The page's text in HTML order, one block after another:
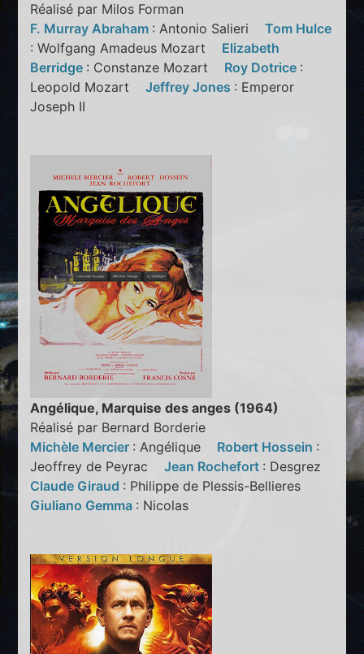
Réalisé par Milos Forman
F. Murray Abraham : Antonio SalieriTom Hulce
: Wolfgang Amadeus Mozart Elizabeth
Berridge : Constanze Mozart Roy Dotrice :
Leopold MozartJeffrey Jones : Emperor
Joseph II
Angélique, Marquise des anges (1964)
Réalisé par Bernard Borderie
Michèle Mercier : Angélique Robert Hossein :
Jeoffrey de PeyracJean Rochefort : Desgrez
Claude Giraud : Philippe de Plessis-Bellieres
Giuliano Gemma : Nicolas